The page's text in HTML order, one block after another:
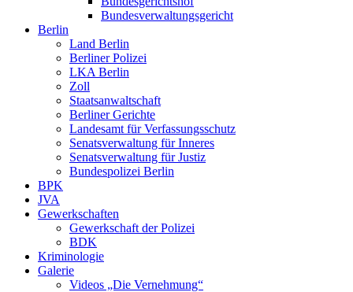
Bundesverwaltungsgericht
Berlin
Land Berlin
Berliner Polizei
LKA Berlin
Zoll
Staatsanwaltschaft
Berliner Gerichte
Landesamt für Verfassungsschutz
Senatsverwaltung für Inneres
Senatsverwaltung für Justiz
Bundespolizei Berlin
BPK
JVA
Gewerkschaften
Gewerkschaft der Polizei
BDK
Kriminologie
Galerie
Videos „Die Vernehmung“